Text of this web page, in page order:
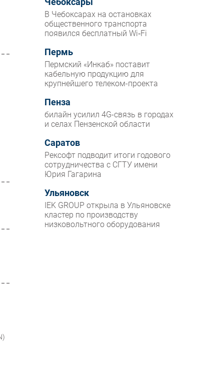
Чебоксары
В Чебоксарах на остановках
общественного транспорта
появился бесплатный Wi‑Fi
Пермь
Пермский «Инкаб» поставит
кабельную продукцию для
крупнейшего телеком-проекта
Пенза
билайн усилил 4G-связь в городах
и селах Пензенской области
Саратов
Рексофт подводит итоги годового
сотрудничества с СГТУ имени
Юрия Гагарина
Ульяновск
IEK GROUP открыла в Ульяновске
кластер по производству
низковольтного оборудования